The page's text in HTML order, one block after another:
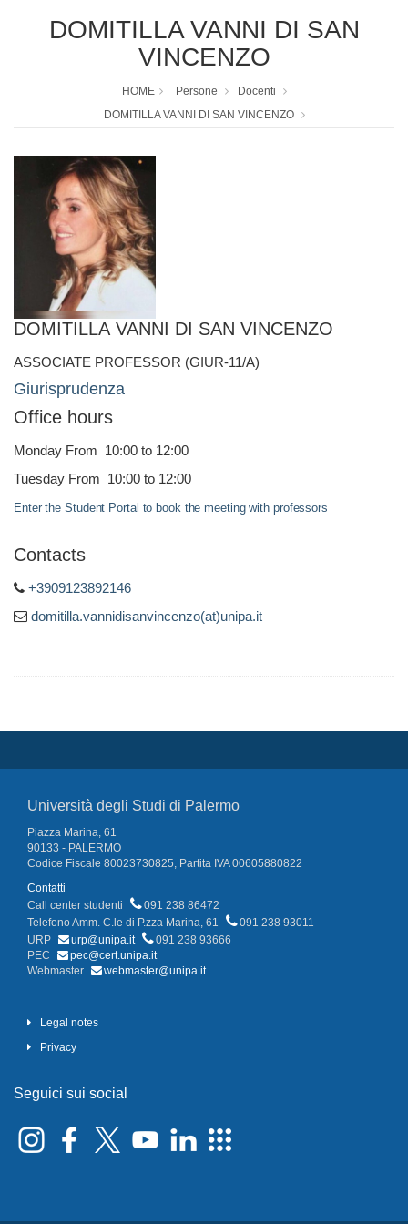
DOMITILLA VANNI DI SAN
VINCENZO
HOME Persone
Docenti
DOMITILLA VANNI DI SAN VINCENZO
DOMITILLA VANNI DI SAN VINCENZO
ASSOCIATE PROFESSOR (GIUR-11/A)
Giurisprudenza
Office hours
Monday From 10:00 to 12:00
Tuesday From 10:00 to 12:00
Enter the Student Portal to book the meeting with professors
Contacts
+3909123892146
domitilla.vannidisanvincenzo(at)unipa.it
Università degli Studi di Palermo
Piazza Marina, 61
90133 - PALERMO
Codice Fiscale 80023730825, Partita IVA 00605880822
Contatti
Call center studenti
091 238 86472
Telefono Amm. C.le di P.zza Marina, 61
091 238 93011
URP
urp@unipa.it
091 238 93666
PEC
pec@cert.unipa.it
Webmaster
webmaster@unipa.it
Legal notes
Privacy
Seguici sui social